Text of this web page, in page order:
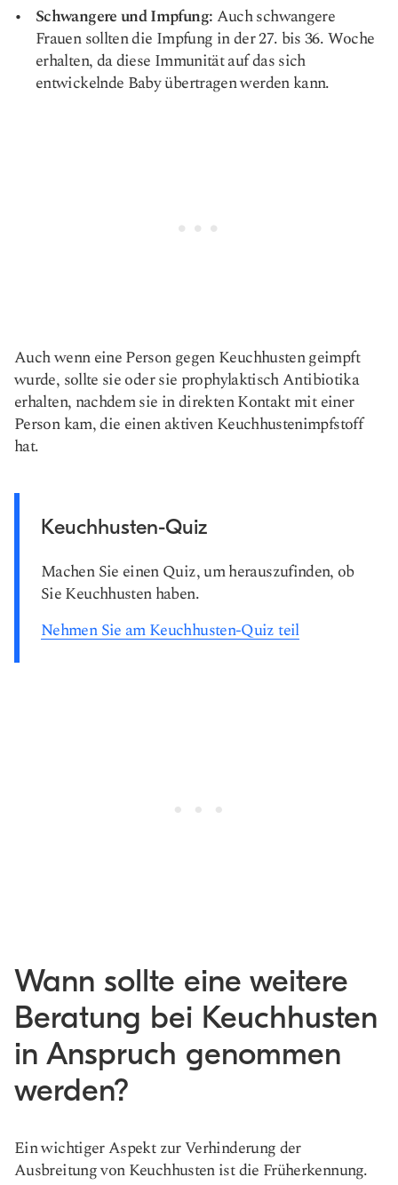
Schwangere und Impfung:Auch schwangere
Frauen sollten die Impfung in der 27. bis 36. Woche
erhalten, da diese Immunität auf das sich
entwickelnde Baby übertragen werden kann.
Auch wenn eine Person gegen Keuchhusten geimpft
wurde, sollte sie oder sie prophylaktisch Antibiotika
erhalten, nachdem sie in direkten Kontakt mit einer
Person kam, die einen aktiven Keuchhustenimpfstoff
hat.
Keuchhusten-Quiz
Machen Sie einen Quiz, um herauszufinden, ob
Sie Keuchhusten haben.
Nehmen Sie am Keuchhusten-Quiz teil
Wann sollte eine weitere
Beratung bei Keuchhusten
in Anspruch genommen
werden?
Ein wichtiger Aspekt zur Verhinderung der
Ausbreitung von Keuchhusten ist die Früherkennung.